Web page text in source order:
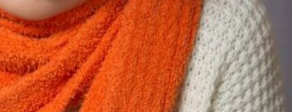
Oscar 25 mars 2022
Faut-il toujours une prescription
pour acheter des médicaments ?